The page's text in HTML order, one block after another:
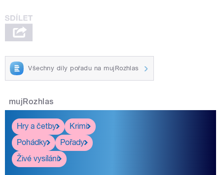
Všechny díly pořadu na mujRozhlas
mujRozhlas
Hry a četby
Krimi
Pohádky
Pořady
Živé vysílání